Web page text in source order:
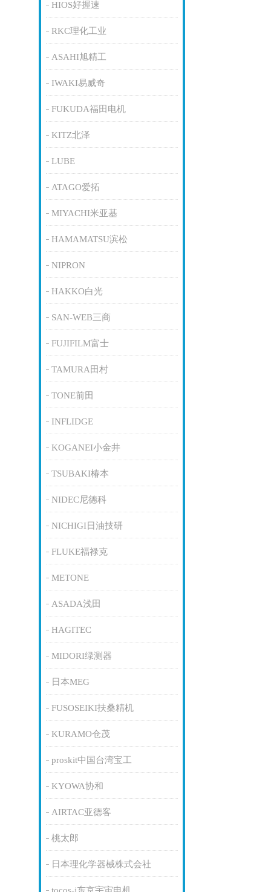
HIOS好握速
RKC理化工业
ASAHI旭精工
IWAKI易威奇
FUKUDA福田电机
KITZ北泽
LUBE
ATAGO爱拓
MIYACHI米亚基
HAMAMATSU滨松
NIPRON
HAKKO白光
SAN-WEB三商
FUJIFILM富士
TAMURA田村
TONE前田
INFLIDGE
KOGANEI小金井
TSUBAKI椿本
NIDEC尼德科
NICHIGI日油技研
FLUKE福禄克
METONE
ASADA浅田
HAGITEC
MIDORI绿测器
日本MEG
FUSOSEIKI扶桑精机
KURAMO仓茂
proskit中国台湾宝工
KYOWA协和
AIRTAC亚德客
桃太郎
日本理化学器械株式会社